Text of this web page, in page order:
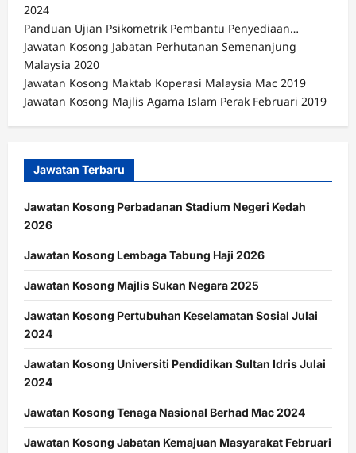
2024
Panduan Ujian Psikometrik Pembantu Penyediaan…
Jawatan Kosong Jabatan Perhutanan Semenanjung
Malaysia 2020
Jawatan Kosong Maktab Koperasi Malaysia Mac 2019
Jawatan Kosong Majlis Agama Islam Perak Februari 2019
Jawatan Terbaru
Jawatan Kosong Perbadanan Stadium Negeri Kedah
2026
Jawatan Kosong Lembaga Tabung Haji 2026
Jawatan Kosong Majlis Sukan Negara 2025
Jawatan Kosong Pertubuhan Keselamatan Sosial Julai
2024
Jawatan Kosong Universiti Pendidikan Sultan Idris Julai
2024
Jawatan Kosong Tenaga Nasional Berhad Mac 2024
Jawatan Kosong Jabatan Kemajuan Masyarakat Februari